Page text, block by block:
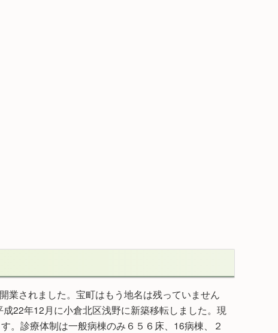
業されました。宝町はもう地名は残っていません
22年12月に小倉北区浅野に新築移転しました。現
。診療体制は一般病棟のみ６５６床、16病棟、２